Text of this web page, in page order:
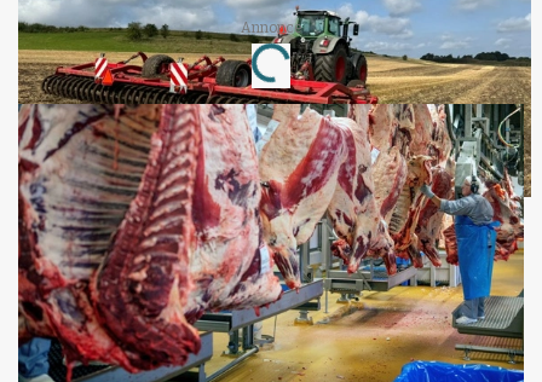
Annonce
Loading...